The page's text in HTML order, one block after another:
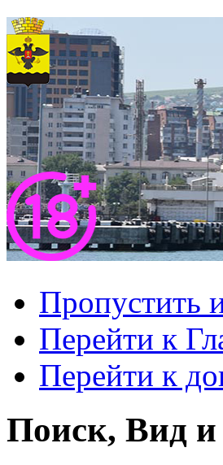
Пропустить
Перейти к
Перейти к
Поиск, Вид